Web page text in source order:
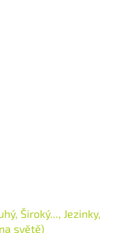
Široký..., Jezinky,
světě)